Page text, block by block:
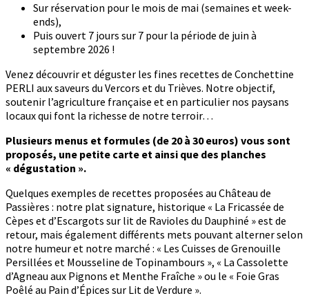
Sur réservation pour le mois de mai (semaines et week-
ends),
Puis ouvert 7 jours sur 7 pour la période de juin à
septembre 2026 !
Venez découvrir et déguster les fines recettes de Conchettine
PERLI aux saveurs du Vercors et du Trièves. Notre objectif,
soutenir l’agriculture française et en particulier nos paysans
locaux qui font la richesse de notre terroir…
Plusieurs menus et formules (de 20 à 30 euros) vous sont
proposés, une petite carte et ainsi que des planches
« dégustation ».
Quelques exemples de recettes proposées au Château de
Passières : notre plat signature, historique « La Fricassée de
Cèpes et d’Escargots sur lit de Ravioles du Dauphiné » est de
retour, mais également différents mets pouvant alterner selon
notre humeur et notre marché : « Les Cuisses de Grenouille
Persillées et Mousseline de Topinambours », « La Cassolette
d’Agneau aux Pignons et Menthe Fraîche » ou le « Foie Gras
Poêlé au Pain d’Épices sur Lit de Verdure ».